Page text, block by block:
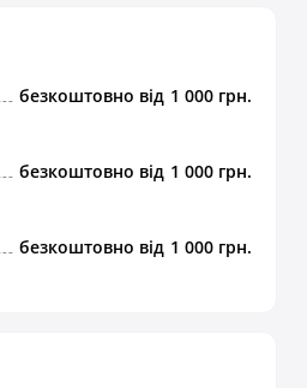
безкоштовно від 1 000 грн.
безкоштовно від 1 000 грн.
безкоштовно від 1 000 грн.